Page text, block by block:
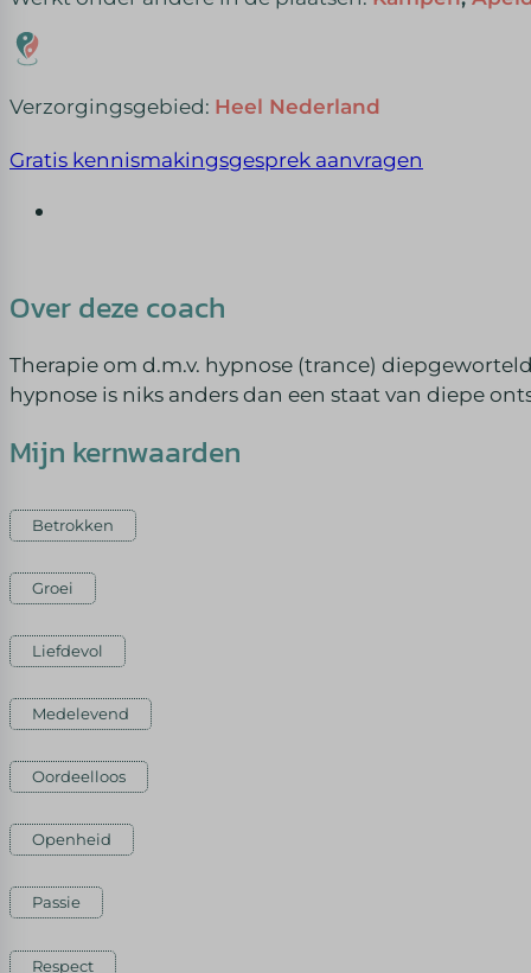
Verzorgingsgebied: Heel Nederland
Gratis kennismakingsgesprek aanvragen
Over deze coach
Therapie om d.m.v. hypnose (trance)
hypnose is niks anders dan een staat van diepe
Mijn kernwaarden
Betrokken
Groei
Liefdevol
Medelevend
Oordeelloos
Openheid
Passie
Respect